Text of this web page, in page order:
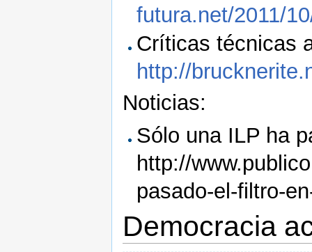
futura.net/2011/
Críticas técnicas
http://
Noticias:
Sólo una ILP ha
http://
pasado-el-filtro-
Democracia